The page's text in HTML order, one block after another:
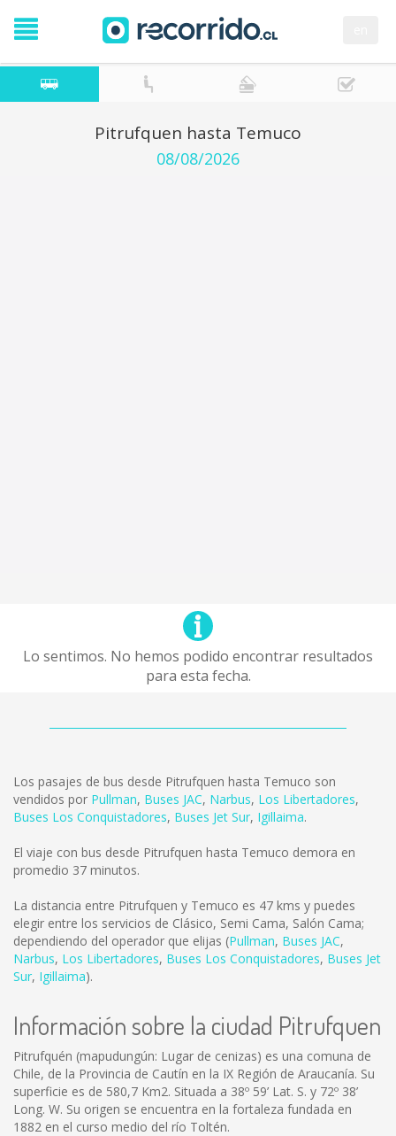
Pitrufquen hasta Temuco
08/08/2026
Lo sentimos. No hemos podido encontrar resultados
para esta fecha.
Los pasajes de bus desde Pitrufquen hasta Temuco son
vendidos por Pullman, Buses JAC, Narbus, Los Libertadores,
Buses Los Conquistadores, Buses Jet Sur, Igillaima.
El viaje con bus desde Pitrufquen hasta Temuco demora en
promedio 37 minutos.
La distancia entre Pitrufquen y Temuco es 47 kms y puedes
elegir entre los servicios de Clásico, Semi Cama, Salón Cama;
dependiendo del operador que elijas (Pullman, Buses JAC,
Narbus, Los Libertadores, Buses Los Conquistadores, Buses Jet
Sur, Igillaima).
Información sobre la ciudad Pitrufquen
Pitrufquén (mapudungún: Lugar de cenizas) es una comuna de
Chile, de la Provincia de Cautín en la IX Región de Araucanía. Su
superficie es de 580,7 Km2. Situada a 38º 59’ Lat. S. y 72º 38’
Long. W. Su origen se encuentra en la fortaleza fundada en
1882 en el curso medio del río Toltén.